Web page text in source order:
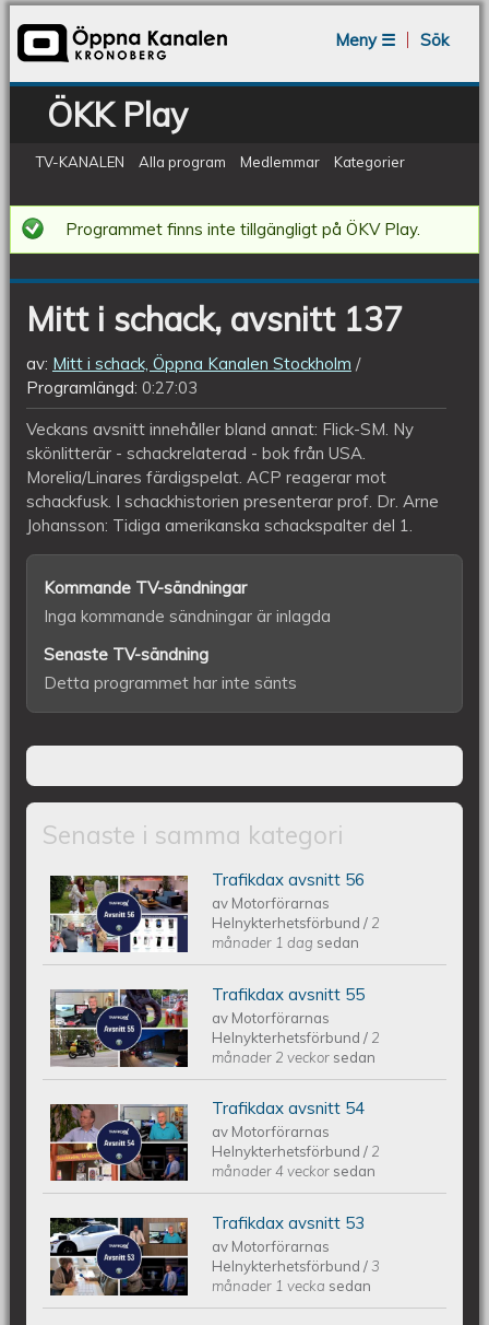
Meny ☰
Sök
ÖKK Play
TV-KANALEN Alla program Medlemmar Kategorier
Mitt
i
schack,
avsnitt
137
Programmet finns inte tillgängligt på ÖKV Play.
Mitt i schack, avsnitt 137
av: Mitt i schack, Öppna Kanalen Stockholm
Programlängd: 0:27:03
Veckans avsnitt innehåller bland annat: Flick-SM. Ny
skönlitterär - schackrelaterad - bok från USA.
Morelia/Linares färdigspelat. ACP reagerar mot
schackfusk. I schackhistorien presenterar prof. Dr. Arne
Johansson: Tidiga amerikanska schackspalter del 1.
Kommande TV-sändningar
Inga kommande sändningar är inlagda
Senaste TV-sändning
Detta programmet har inte sänts
Senaste i samma kategori
Trafikdax - Avsnitt 56
Trafikdax avsnitt 56
av Motorförarnas
Helnykterhetsförbund/ 2
månader 1 dag sedan
Trafikdax - Avsnitt 55
Trafikdax avsnitt 55
av Motorförarnas
Helnykterhetsförbund/ 2
månader 2 veckor sedan
Trafikdax avsnitt 54
Trafikdax avsnitt 54
av Motorförarnas
Helnykterhetsförbund/ 2
månader 4 veckor sedan
Trafikdax - Avsnitt 53
Trafikdax avsnitt 53
av Motorförarnas
Helnykterhetsförbund/3
månader 1 vecka sedan